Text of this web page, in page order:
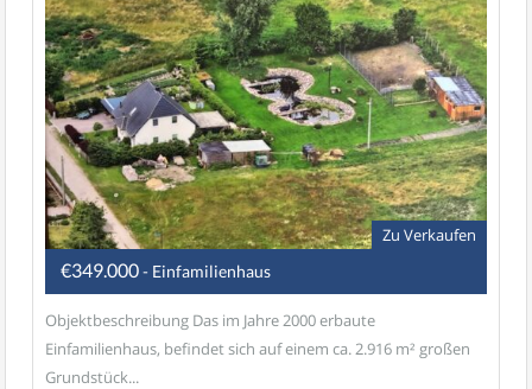
Zu Verkaufen
€349.000- Einfamilienhaus
Objektbeschreibung Das im Jahre 2000 erbaute
Einfamilienhaus, befindet sich auf einem ca. 2.916 m² großen
Grundstück...